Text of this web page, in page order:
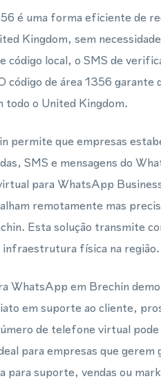
é uma forma eficiente de
Kingdom, sem
local, o SMS de
de área 1356 garante
todo o United Kingdom.
permite que empresas
SMS e mensagens do
para WhatsApp
remotamente mas
Esta solução transmite
infraestrutura física na região.
WhatsApp em Brechin
em suporte ao cliente,
de telefone virtual
para empresas que gerem
para suporte, vendas ou